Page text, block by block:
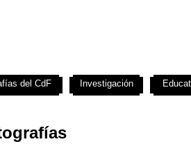
del CdF Investigación